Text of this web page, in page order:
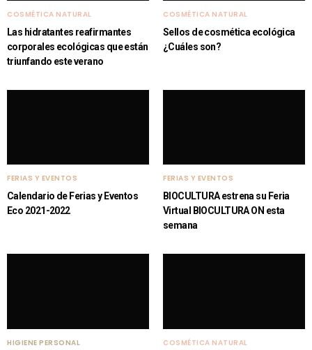
COSMÉTICA NATURAL
Las hidratantes reafirmantes
corporales ecológicas que están
triunfando este verano
COSMÉTICA NATURAL
Sellos de cosmética ecológica
¿Cuáles son?
FERIAS Y EVENTOS
Calendario de Ferias y Eventos
Eco 2021-2022
FERIAS Y EVENTOS
BIOCULTURA estrena su Feria
Virtual BIOCULTURA ON esta
semana
HIGIENE PERSONAL COSMÉTICA NATURAL